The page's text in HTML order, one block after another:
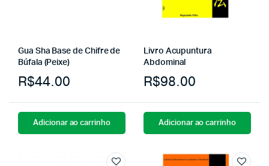
Gua Sha Base de Chifre de
Búfala (Peixe)
R$44.00
Adicionar ao carrinho
Livro Acupuntura
Abdominal
R$98.00
Adicionar ao carrinho